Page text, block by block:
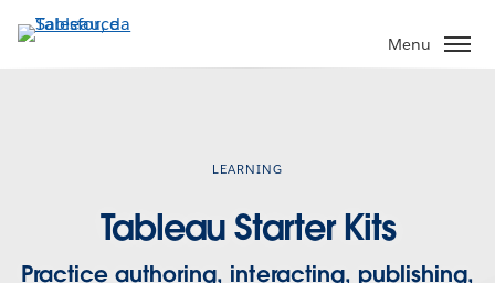
Passa
Menu
LEARNING
Tableau Starter Kits
Practice authoring, interacting, publishing,